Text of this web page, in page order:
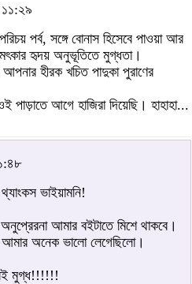
১১:২৯
পর্ব, সঙ্গে বোনাস হিসেবে পাওয়া আর
হৃদয় অনুভূতিতে মুগ্ধতা।
হীরক খচিত পাদুকা পুরাণের
আগে হাজিরা দিয়েছি। হাহাহা...
ভাইয়ামনি!
আমার বইটাতে মিশে থাকবে।
অনেক ভালো লেগেছিলো।
মুগ্ধ!!!!!!